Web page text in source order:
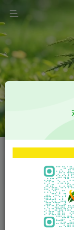
VIP特权介绍
VIP特权介
VIP特权介绍